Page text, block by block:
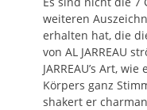
weiteren
erhalten hat, die
von AL JARREAU
JARREAU’s Art,
Körpers ganz
shakert er